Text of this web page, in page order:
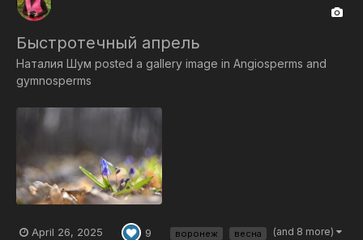
Быстротечный апрель
Наталия Шум posted a gallery image in Angiosperms and
gymnosperms
April 26, 2025 9 воронеж весна (and 8 more)